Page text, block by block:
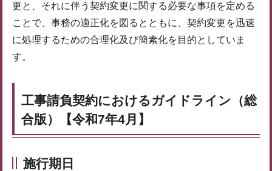
更と、それに伴う契約変更に関する必要な事項を定める
ことで、事務の適正化を図るとともに、契約変更を迅速
に処理するための合理化及び簡素化を目的としていま
す。
工事請負契約におけるガイドライン（総
合版）【令和7年4月】
施行期日